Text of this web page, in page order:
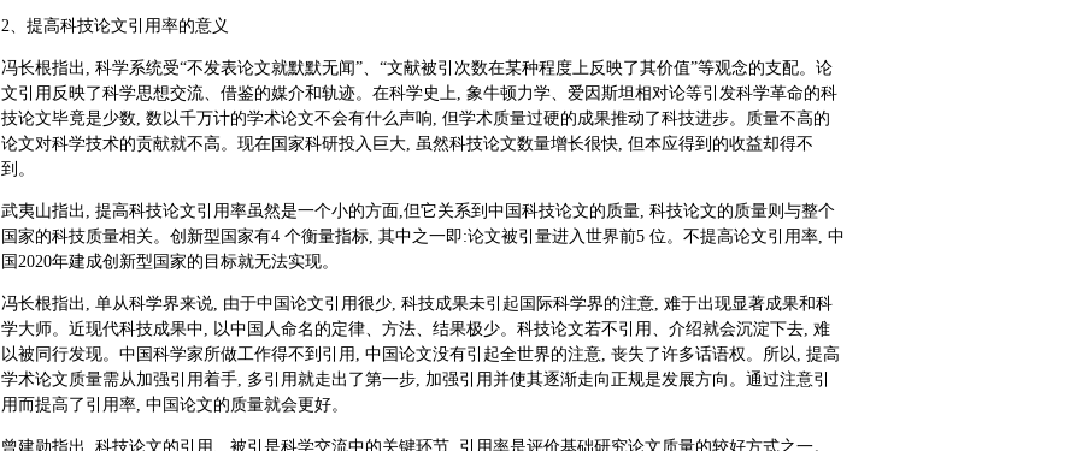
2、提高科技论文引用率的意义
冯长根指出, 科学系统受“不发表论文就默默无闻”、“文献被引次数在某种程度上反映了其价值”等观念的支配。论
文引用反映了科学思想交流、借鉴的媒介和轨迹。在科学史上, 象牛顿力学、爱因斯坦相对论等引发科学革命的科
技论文毕竟是少数, 数以千万计的学术论文不会有什么声响, 但学术质量过硬的成果推动了科技进步。质量不高的
论文对科学技术的贡献就不高。现在国家科研投入巨大, 虽然科技论文数量增长很快, 但本应得到的收益却得不
到。
武夷山指出, 提高科技论文引用率虽然是一个小的方面,但它关系到中国科技论文的质量, 科技论文的质量则与整个
国家的科技质量相关。创新型国家有4 个衡量指标, 其中之一即:论文被引量进入世界前5 位。不提高论文引用率, 中
国2020年建成创新型国家的目标就无法实现。
冯长根指出, 单从科学界来说, 由于中国论文引用很少, 科技成果未引起国际科学界的注意, 难于出现显著成果和科
学大师。近现代科技成果中, 以中国人命名的定律、方法、结果极少。科技论文若不引用、介绍就会沉淀下去, 难
以被同行发现。中国科学家所做工作得不到引用, 中国论文没有引起全世界的注意, 丧失了许多话语权。所以, 提高
学术论文质量需从加强引用着手, 多引用就走出了第一步, 加强引用并使其逐渐走向正规是发展方向。通过注意引
用而提高了引用率, 中国论文的质量就会更好。
曾建勋指出, 科技论文的引用、被引是科学交流中的关键环节, 引用率是评价基础研究论文质量的较好方式之一。